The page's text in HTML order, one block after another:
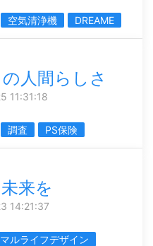
空気清浄機 DREAME
人間らしさ
11:31:18
調査 PS保険
来を
14:21:37
ルライフデザイン